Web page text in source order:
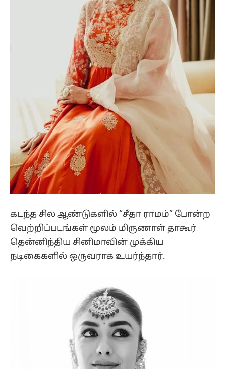
கடந்த சில ஆண்டுகளில் “சீதா ராமம்” போன்ற
வெற்றிப்படங்கள் மூலம் மிருணாள் தாகூர்
தென்னிந்திய சினிமாவின் முக்கிய
நடிகைகளில் ஒருவராக உயர்ந்தார்.